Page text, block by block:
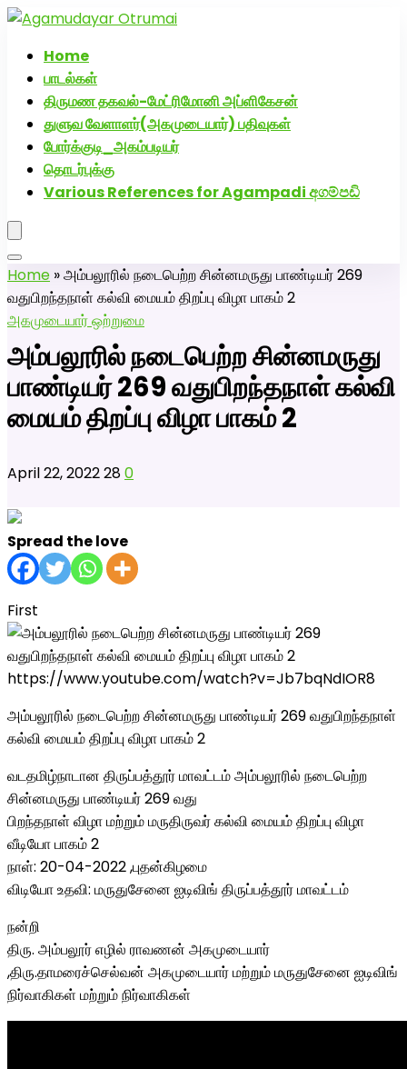
Home
பாடல்கள்
திருமண தகவல்-மேட்ரிமோனி அப்ளிகேசன்
துளுவ வேளாளர்(அகமுடையார்) பதிவுகள்
போர்க்குடி_அகம்படியர்
தொடர்புக்கு
Various References for Agampadi අගම්පඩි
Home »அம்பலூரில் நடைபெற்ற சின்னமருது பாண்டியர் 269
வதுபிறந்தநாள் கல்வி மையம் திறப்பு விழா பாகம் 2
அகமுடையார் ஒற்றுமை
அம்பலூரில் நடைபெற்ற சின்னமருது
பாண்டியர் 269 வதுபிறந்தநாள் கல்வி
மையம் திறப்பு விழா பாகம் 2
April 22, 2022280
Spread the love
First
https://www.youtube.com/watch?v=Jb7bqNdIOR8
அம்பலூரில் நடைபெற்ற சின்னமருது பாண்டியர் 269 வதுபிறந்தநாள்
கல்வி மையம் திறப்பு விழா பாகம் 2
வடதமிழ்நாடான திருப்பத்தூர் மாவட்டம் அம்பலூரில் நடைபெற்ற
சின்னமருது பாண்டியர் 269 வது
பிறந்தநாள் விழா மற்றும் மருதிருவர் கல்வி மையம் திறப்பு விழா
வீடியோ பாகம் 2
நாள்: 20-04-2022 ,புதன்கிழமை
விடியோ உதவி: மருதுசேனை ஐடிவிங் திருப்பத்தூர் மாவட்டம்
நன்றி
திரு. அம்பலூர் எழில் ராவணன் அகமுடையார்
,திரு.தாமரைச்செல்வன் அகமுடையார் மற்றும் மருதுசேனை ஐடிவிங்
நிர்வாகிகள் மற்றும் நிர்வாகிகள்
அகமுடையார் திருமண வரன்களுக்கு அகமுடையார்மேட்ரி-பெண்